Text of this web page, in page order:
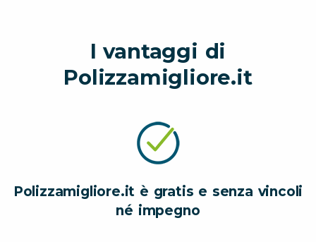
I vantaggi di
Polizzamigliore.it
Polizzamigliore.it è gratis e senza vincoli
né impegno